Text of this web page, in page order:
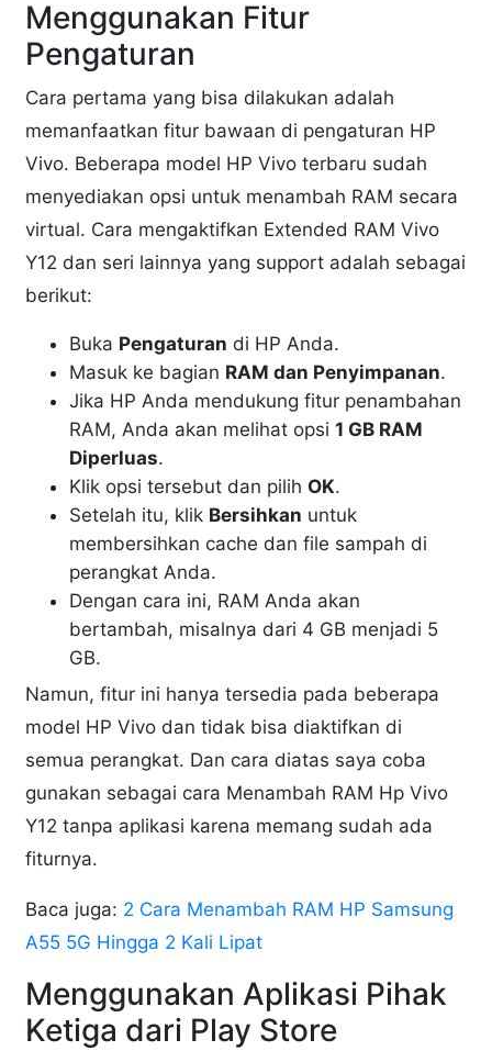
Menggunakan Fitur
Pengaturan
Cara pertama yang bisa dilakukan adalah
memanfaatkan fitur bawaan di pengaturan HP
Vivo. Beberapa model HP Vivo terbaru sudah
menyediakan opsi untuk menambah RAM secara
virtual. Cara mengaktifkan Extended RAM Vivo
Y12 dan seri lainnya yang support adalah sebagai
berikut:
Buka Pengaturan di HP Anda.
Masuk ke bagian RAM dan Penyimpanan.
Jika HP Anda mendukung fitur penambahan
RAM, Anda akan melihat opsi1 GB RAM
Diperluas.
Klik opsi tersebut dan pilih OK.
Setelah itu, klik Bersihkan untuk
membersihkan cache dan file sampah di
perangkat Anda.
Dengan cara ini, RAM Anda akan
bertambah, misalnya dari 4 GB menjadi 5
GB.
Namun, fitur ini hanya tersedia pada beberapa
model HP Vivo dan tidak bisa diaktifkan di
semua perangkat. Dan cara diatas saya coba
gunakan sebagai cara Menambah RAM Hp Vivo
Y12 tanpa aplikasi karena memang sudah ada
fiturnya.
Baca juga: 2 Cara Menambah RAM HP Samsung
A55 5G Hingga 2 Kali Lipat
Menggunakan Aplikasi Pihak
Ketiga dari Play Store